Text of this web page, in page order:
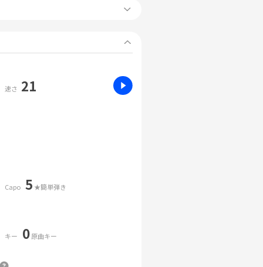
速さ 21
Capo 5 ★簡単弾き
キー 0原曲キー